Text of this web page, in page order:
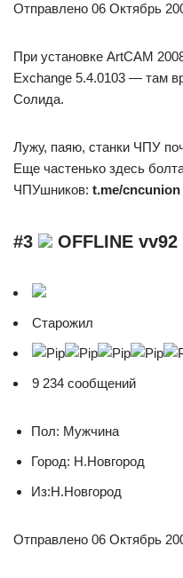
Отправлено 06 Октябрь
При установке ArtCAM
Exchange 5.4.0103 — там
Солида.
Лужу, паяю, станки ЧПУ
Еще частенько здесь
ЧПУшников: t.me/cncunion
#3 OFFLINE vv92
Cтарожил
9 234 сообщений
Пол: Мужчина
Город: Н.Новгород
Из:Н.Новгород
Отправлено 06 Октябрь